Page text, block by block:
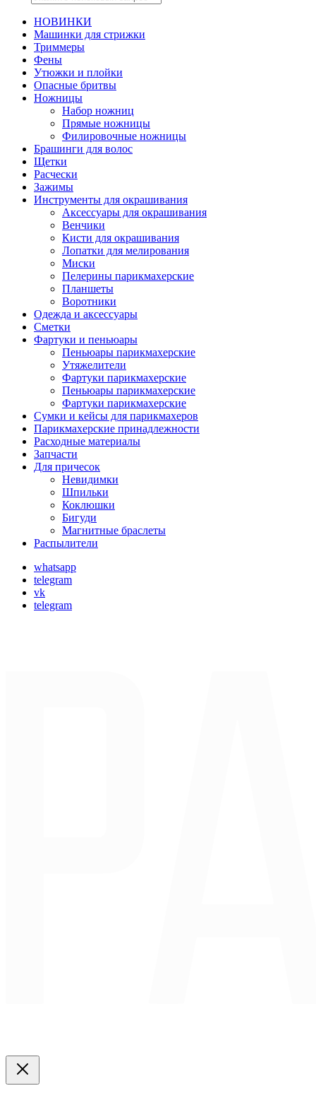
НОВИНКИ
Машинки для стрижки
Триммеры
Фены
Утюжки и плойки
Опасные бритвы
Ножницы
Набор ножниц
Прямые ножницы
Филировочные ножницы
Брашинги для волос
Щетки
Расчески
Зажимы
Инструменты для окрашивания
Аксессуары для окрашивания
Венчики
Кисти для окрашивания
Лопатки для мелирования
Миски
Пелерины парикмахерские
Планшеты
Воротники
Одежда и аксессуары
Сметки
Фартуки и пеньюары
Пеньюары парикмахерские
Утяжелители
Фартуки парикмахерские
Пеньюары парикмахерские
Фартуки парикмахерские
Сумки и кейсы для парикмахеров
Парикмахерские принадлежности
Расходные материалы
Запчасти
Для причесок
Невидимки
Шпильки
Коклюшки
Бигуди
Магнитные браслеты
Распылители
whatsapp
telegram
vk
telegram